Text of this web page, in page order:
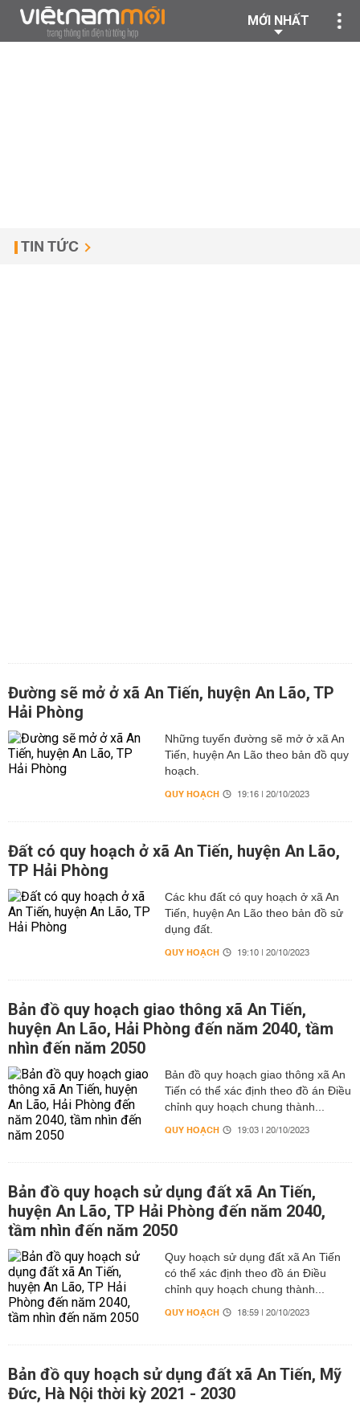
MỚI NHẤT
TIN TỨC
Đường sẽ mở ở xã An Tiến, huyện An Lão, TP
Hải Phòng
Những tuyến đường sẽ mở ở xã An
Tiến, huyện An Lão theo bản đồ quy
hoạch.
QUY HOẠCH 19:16 | 20/10/2023
Đất có quy hoạch ở xã An Tiến, huyện An Lão,
TP Hải Phòng
Các khu đất có quy hoạch ở xã An
Tiến, huyện An Lão theo bản đồ sử
dụng đất.
QUY HOẠCH 19:10 | 20/10/2023
Bản đồ quy hoạch giao thông xã An Tiến,
huyện An Lão, Hải Phòng đến năm 2040, tầm
nhìn đến năm 2050
Bản đồ quy hoạch giao thông xã An
Tiến có thể xác định theo đồ án Điều
chỉnh quy hoạch chung thành...
QUY HOẠCH 19:03 | 20/10/2023
Bản đồ quy hoạch sử dụng đất xã An Tiến,
huyện An Lão, TP Hải Phòng đến năm 2040,
tầm nhìn đến năm 2050
Quy hoạch sử dụng đất xã An Tiến
có thể xác định theo đồ án Điều
chỉnh quy hoạch chung thành...
QUY HOẠCH 18:59 | 20/10/2023
Bản đồ quy hoạch sử dụng đất xã An Tiến, Mỹ
Đức, Hà Nội thời kỳ 2021 - 2030